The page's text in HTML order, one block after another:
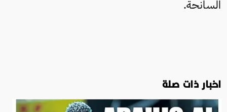
السانحة.
اخبار ذات صلة